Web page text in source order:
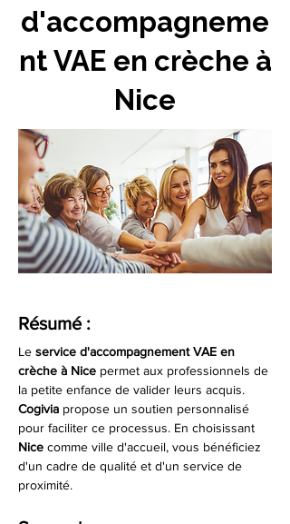
d'accompagneme
nt VAE en crèche à
Nice
Résumé :
Le service d'accompagnement VAE en
crèche à Nice permet aux professionnels de
la petite enfance de valider leurs acquis.
Cogivia propose un soutien personnalisé
pour faciliter ce processus. En choisissant
Nice comme ville d'accueil, vous bénéficiez
d'un cadre de qualité et d'un service de
proximité.